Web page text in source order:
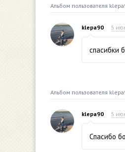
Альбом пользователя
klepa90 5
спасибки
Альбом пользователя
klepa90 5
Спасибо